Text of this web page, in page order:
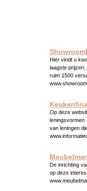
Hier vindt u
laagste prijzen,
ruim 1500
Op deze
van leningen
De inrichting
op deze